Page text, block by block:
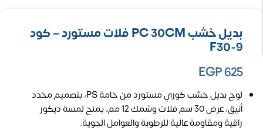
بديل خشب PC 30CM فلات مستورد – كود
F30-9
EGP625
لوح بديل خشب كوري مستورد من خامة PS، بتصميم مخدد
أنيق، عرض 30 سم فلات وسُمك 12 مم، يمنح لمسة ديكور
راقية ومقاومة عالية للرطوبة والعوامل الجوية.